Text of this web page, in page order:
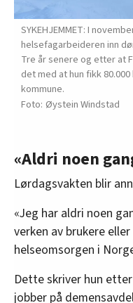
SYKEHJEMMET: I
helsefagarbeideren inn
Tre år senere og etter at
det med at hun fikk
kommune.
Øystein Windstad
«Aldri noen
Lørdagsvakten blir
«Jeg har aldri noen
verken av brukere
helseomsorgen i
Dette skriver hun
jobber på